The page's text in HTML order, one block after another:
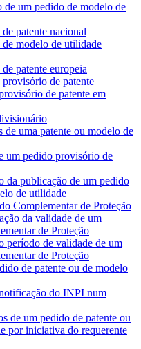
de um pedido de modelo de
patente nacional
modelo de utilidade
patente europeia
de patente
de patente em
de uma patente ou modelo de
um pedido provisório de
da publicação de um pedido
de utilidade
Complementar de Proteção
da validade de um
de Proteção
período de validade de um
de Proteção
de patente ou de modelo
do INPI num
de um pedido de patente ou
por iniciativa do requerente